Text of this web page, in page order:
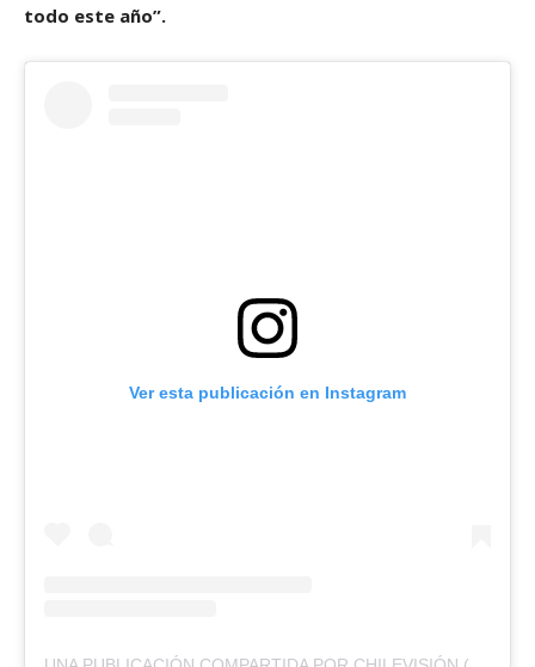
todo este año”.
Ver esta publicación en Instagram